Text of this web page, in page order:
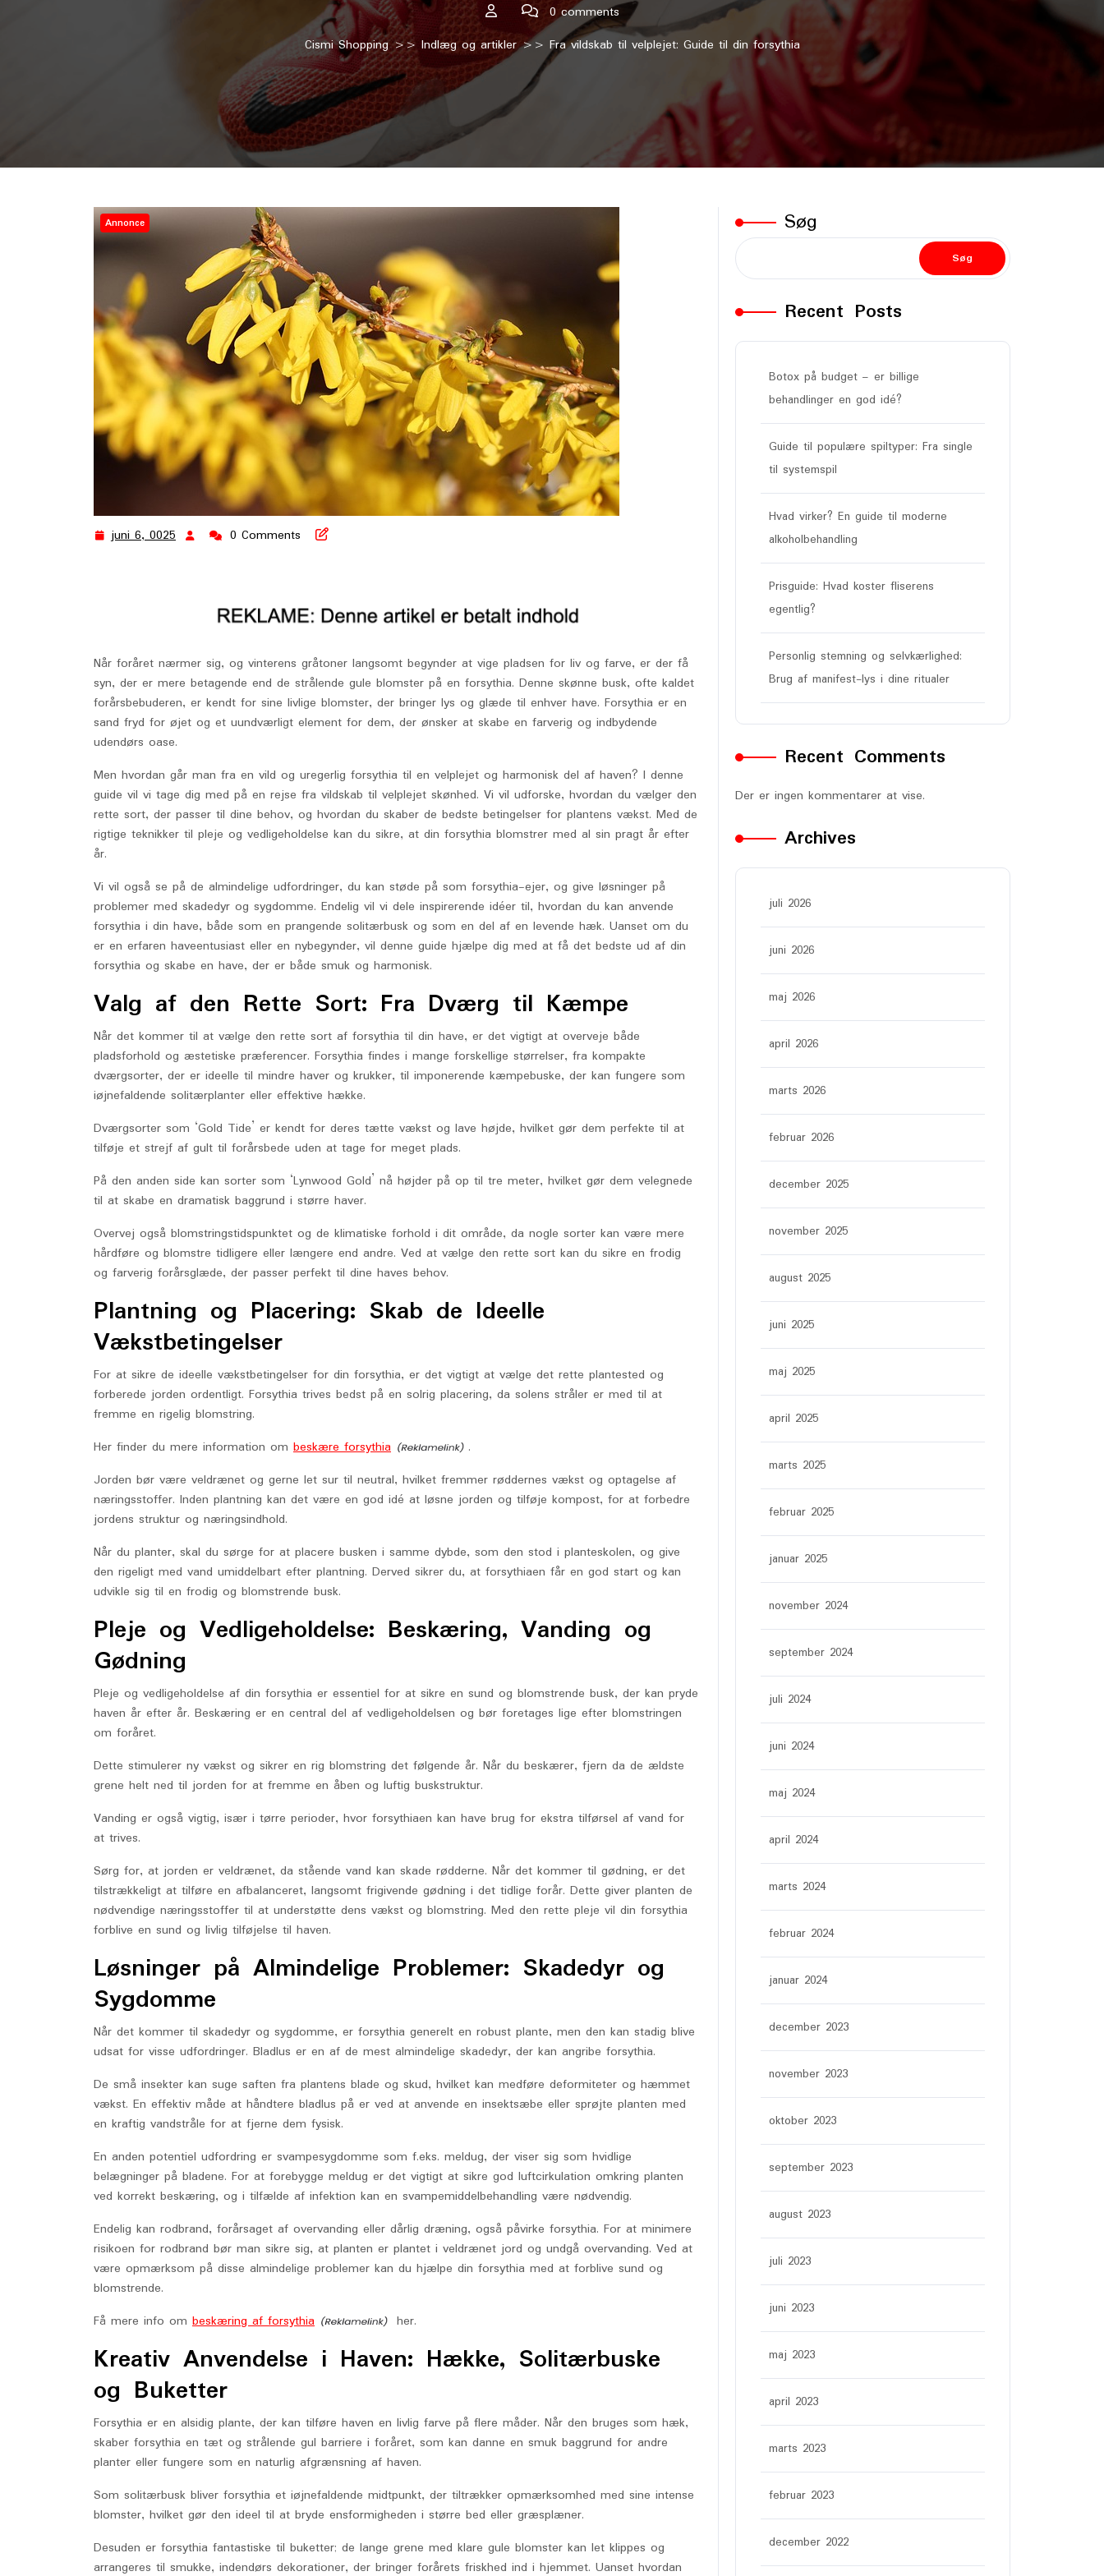
0 comments
Cismi Shopping>> Indlæg og artikler>> Fra vildskab til velplejet: Guide til din forsythia
Annonce
juni 6, 0025 juni
0 Comments
Når foråret nærmer sig, og vinterens gråtoner langsomt begynder at vige pladsen for liv og farve, er der få
syn, der er mere betagende end de strålende gule blomster på en forsythia. Denne skønne busk, ofte kaldet
forårsbebuderen, er kendt for sine livlige blomster, der bringer lys og glæde til enhver have. Forsythia er en
sand fryd for øjet og et uundværligt element for dem, der ønsker at skabe en farverig og indbydende
udendørs oase.
Men hvordan går man fra en vild og uregerlig forsythia til en velplejet og harmonisk del af haven? I denne
guide vil vi tage dig med på en rejse fra vildskab til velplejet skønhed. Vi vil udforske, hvordan du vælger den
rette sort, der passer til dine behov, og hvordan du skaber de bedste betingelser for plantens vækst. Med de
rigtige teknikker til pleje og vedligeholdelse kan du sikre, at din forsythia blomstrer med al sin pragt år efter
år.
Vi vil også se på de almindelige udfordringer, du kan støde på som forsythia-ejer, og give løsninger på
problemer med skadedyr og sygdomme. Endelig vil vi dele inspirerende idéer til, hvordan du kan anvende
forsythia i din have, både som en prangende solitærbusk og som en del af en levende hæk. Uanset om du
er en erfaren haveentusiast eller en nybegynder, vil denne guide hjælpe dig med at få det bedste ud af din
forsythia og skabe en have, der er både smuk og harmonisk.
Valg af den Rette Sort: Fra Dværg til Kæmpe
Når det kommer til at vælge den rette sort af forsythia til din have, er det vigtigt at overveje både
pladsforhold og æstetiske præferencer. Forsythia findes i mange forskellige størrelser, fra kompakte
dværgsorter, der er ideelle til mindre haver og krukker, til imponerende kæmpebuske, der kan fungere som
iøjnefaldende solitærplanter eller effektive hække.
Dværgsorter som ‘Gold Tide’ er kendt for deres tætte vækst og lave højde, hvilket gør dem perfekte til at
tilføje et strejf af gult til forårsbede uden at tage for meget plads.
På den anden side kan sorter som ‘Lynwood Gold’ nå højder på op til tre meter, hvilket gør dem velegnede
til at skabe en dramatisk baggrund i større haver.
Overvej også blomstringstidspunktet og de klimatiske forhold i dit område, da nogle sorter kan være mere
hårdføre og blomstre tidligere eller længere end andre. Ved at vælge den rette sort kan du sikre en frodig
og farverig forårsglæde, der passer perfekt til dine haves behov.
Plantning og Placering: Skab de Ideelle
Vækstbetingelser
For at sikre de ideelle vækstbetingelser for din forsythia, er det vigtigt at vælge det rette plantested og
forberede jorden ordentligt. Forsythia trives bedst på en solrig placering, da solens stråler er med til at
fremme en rigelig blomstring.
Her finder du mere information om beskære forsythia
.
Jorden bør være veldrænet og gerne let sur til neutral, hvilket fremmer røddernes vækst og optagelse af
næringsstoffer. Inden plantning kan det være en god idé at løsne jorden og tilføje kompost, for at forbedre
jordens struktur og næringsindhold.
Når du planter, skal du sørge for at placere busken i samme dybde, som den stod i planteskolen, og give
den rigeligt med vand umiddelbart efter plantning. Derved sikrer du, at forsythiaen får en god start og kan
udvikle sig til en frodig og blomstrende busk.
Pleje og Vedligeholdelse: Beskæring, Vanding og
Gødning
Pleje og vedligeholdelse af din forsythia er essentiel for at sikre en sund og blomstrende busk, der kan pryde
haven år efter år. Beskæring er en central del af vedligeholdelsen og bør foretages lige efter blomstringen
om foråret.
Dette stimulerer ny vækst og sikrer en rig blomstring det følgende år. Når du beskærer, fjern da de ældste
grene helt ned til jorden for at fremme en åben og luftig buskstruktur.
Vanding er også vigtig, især i tørre perioder, hvor forsythiaen kan have brug for ekstra tilførsel af vand for
at trives.
Sørg for, at jorden er veldrænet, da stående vand kan skade rødderne. Når det kommer til gødning, er det
tilstrækkeligt at tilføre en afbalanceret, langsomt frigivende gødning i det tidlige forår. Dette giver planten de
nødvendige næringsstoffer til at understøtte dens vækst og blomstring. Med den rette pleje vil din forsythia
forblive en sund og livlig tilføjelse til haven.
Løsninger på Almindelige Problemer: Skadedyr og
Sygdomme
Når det kommer til skadedyr og sygdomme, er forsythia generelt en robust plante, men den kan stadig blive
udsat for visse udfordringer. Bladlus er en af de mest almindelige skadedyr, der kan angribe forsythia.
De små insekter kan suge saften fra plantens blade og skud, hvilket kan medføre deformiteter og hæmmet
vækst. En effektiv måde at håndtere bladlus på er ved at anvende en insektsæbe eller sprøjte planten med
en kraftig vandstråle for at fjerne dem fysisk.
En anden potentiel udfordring er svampesygdomme som f.eks. meldug, der viser sig som hvidlige
belægninger på bladene. For at forebygge meldug er det vigtigt at sikre god luftcirkulation omkring planten
ved korrekt beskæring, og i tilfælde af infektion kan en svampemiddelbehandling være nødvendig.
Endelig kan rodbrand, forårsaget af overvanding eller dårlig dræning, også påvirke forsythia. For at minimere
risikoen for rodbrand bør man sikre sig, at planten er plantet i veldrænet jord og undgå overvanding. Ved at
være opmærksom på disse almindelige problemer kan du hjælpe din forsythia med at forblive sund og
blomstrende.
Få mere info om beskæring af forsythia her.
Kreativ Anvendelse i Haven: Hække, Solitærbuske
og Buketter
Forsythia er en alsidig plante, der kan tilføre haven en livlig farve på flere måder. Når den bruges som hæk,
skaber forsythia en tæt og strålende gul barriere i foråret, som kan danne en smuk baggrund for andre
planter eller fungere som en naturlig afgrænsning af haven.
Som solitærbusk bliver forsythia et iøjnefaldende midtpunkt, der tiltrækker opmærksomhed med sine intense
blomster, hvilket gør den ideel til at bryde ensformigheden i større bed eller græsplæner.
Desuden er forsythia fantastiske til buketter; de lange grene med klare gule blomster kan let klippes og
arrangeres til smukke, indendørs dekorationer, der bringer forårets friskhed ind i hjemmet. Uanset hvordan
Søg
Søg
Recent Posts
Botox på budget – er billige
behandlinger en god idé?
Guide til populære spiltyper: Fra single
til systemspil
Hvad virker? En guide til moderne
alkoholbehandling
Prisguide: Hvad koster fliserens
egentlig?
Personlig stemning og selvkærlighed:
Brug af manifest-lys i dine ritualer
Recent Comments
Der er ingen kommentarer at vise.
Archives
juli 2026
juni 2026
maj 2026
april 2026
marts 2026
februar 2026
december 2025
november 2025
august 2025
juni 2025
maj 2025
april 2025
marts 2025
februar 2025
januar 2025
november 2024
september 2024
juli 2024
juni 2024
maj 2024
april 2024
marts 2024
februar 2024
januar 2024
december 2023
november 2023
oktober 2023
september 2023
august 2023
juli 2023
juni 2023
maj 2023
april 2023
marts 2023
februar 2023
december 2022